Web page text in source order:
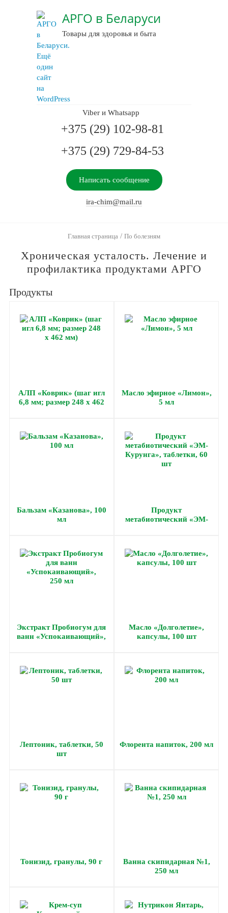
АРГО в Беларуси
Товары для здоровья и быта
Viber и Whatsapp
+375 (29) 102-98-81
+375 (29) 729-84-53
Написать сообщение
ira-chim@mail.ru
Главная страница / По болезням
Хроническая усталость. Лечение и
профилактика продуктами АРГО
Продукты
АЛП «Коврик» (шаг игл
6,8 мм; размер 248 х 462
Масло эфирное «Лимон»,
5 мл
Бальзам «Казанова», 100
мл
Продукт
метабиотический «ЭМ-
Экстракт Пробиогум для
ванн «Успокаивающий»,
Масло «Долголетие»,
капсулы, 100 шт
Лептоник, таблетки, 50
шт
Флорента напиток, 200 мл
Тонизид, гранулы, 90 г
Ванна скипидарная №1,
250 мл